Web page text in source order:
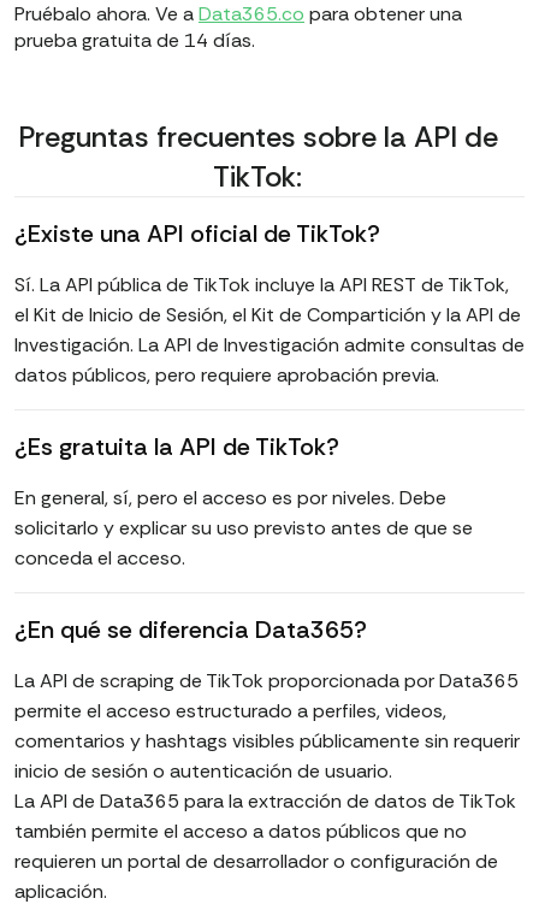
Pruébalo ahora. Ve aData365.co para obtener una
prueba gratuita de 14 días.
Preguntas frecuentes sobre la API de
TikTok:
¿Existe una API oficial de TikTok?
Sí. La API pública de TikTok incluye la API REST de TikTok,
el Kit de Inicio de Sesión, el Kit de Compartición y la API de
Investigación. La API de Investigación admite consultas de
datos públicos, pero requiere aprobación previa.
¿Es gratuita la API de TikTok?
En general, sí, pero el acceso es por niveles. Debe
solicitarlo y explicar su uso previsto antes de que se
conceda el acceso.
¿En qué se diferencia Data365?
La API de scraping de TikTok proporcionada por Data365
permite el acceso estructurado a perfiles, videos,
comentarios y hashtags visibles públicamente sin requerir
inicio de sesión o autenticación de usuario.
La API de Data365 para la extracción de datos de TikTok
también permite el acceso a datos públicos que no
requieren un portal de desarrollador o configuración de
aplicación.